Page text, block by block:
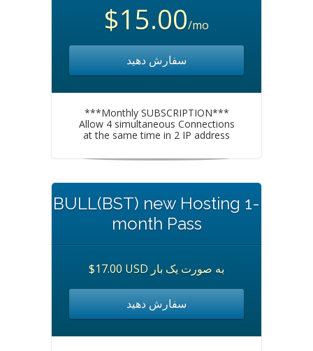
$15.00/mo
سفارش دهید
***Monthly SUBSCRIPTION***
Allow 4 simultaneous Connections
at the same time in 2 IP address
BULL(BST) new Hosting 1-
month Pass
$17.00 USD به صورت یک بار
سفارش دهید